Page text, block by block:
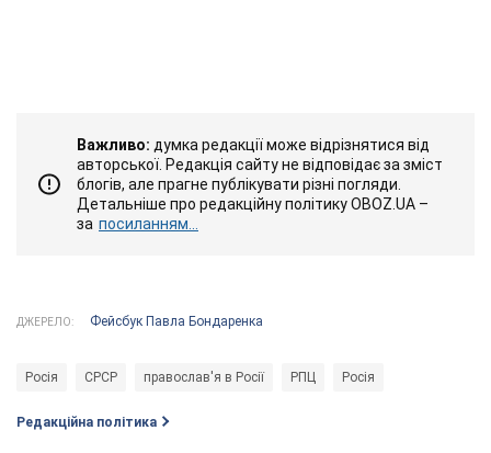
Важливо: думка редакції може відрізнятися від
авторської. Редакція сайту не відповідає за зміст
блогів, але прагне публікувати різні погляди.
Детальніше про редакційну політику OBOZ.UA –
за посиланням...
ДЖЕРЕЛО: Фейсбук Павла Бондаренка
Росія СРСР православ'я в Росії РПЦ Росія
Редакційна політика